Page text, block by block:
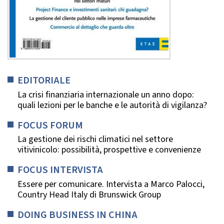
EDITORIALE
La crisi finanziaria internazionale un anno dopo:
quali lezioni per le banche e le autorità di vigilanza?
FOCUS FORUM
La gestione dei rischi climatici nel settore
vitivinicolo: possibilità, prospettive e convenienze
FOCUS INTERVISTA
Essere per comunicare. Intervista a Marco Palocci,
Country Head Italy di Brunswick Group
DOING BUSINESS IN CHINA